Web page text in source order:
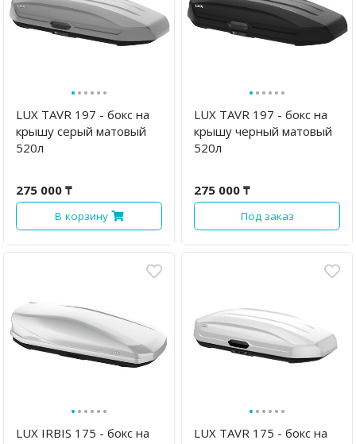
······
LUX TAVR 197 - бокс на
крышу серый матовый
520л
275 000 ₸
В корзину
······
LUX TAVR 197 - бокс на
крышу черный матовый
520л
275 000 ₸
Под заказ
······
LUX IRBIS 175 - бокс на
······
LUX TAVR 175 - бокс на